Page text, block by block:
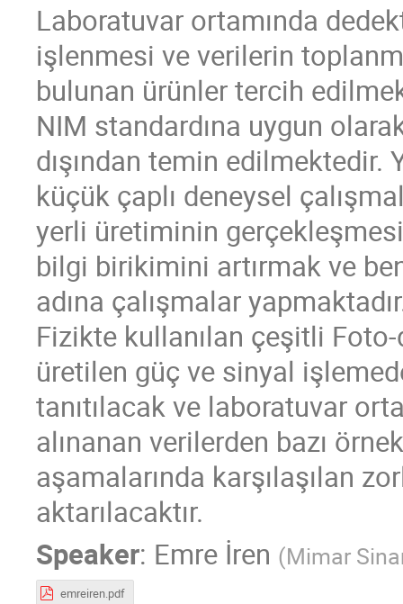
Laboratuvar ortamında
işlenmesi ve verilerin
bulunan ürünler tercih
NIM standardına uygun
dışından temin edilmektedir.
küçük çaplı deneysel
yerli üretiminin
bilgi birikimini artırmak ve
adına çalışmalar
Fizikte kullanılan çeşitli
üretilen güç ve sinyal
tanıtılacak ve laboratuvar
alınanan verilerden bazı
aşamalarında karşılaşılan
aktarılacaktır.
Speaker: Emre İren (Mimar
emreiren.pdf